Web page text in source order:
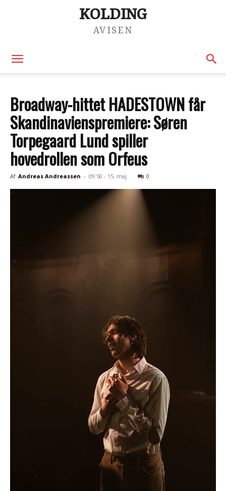
KOLDING
AVISEN
Broadway-hittet HADESTOWN får
Skandinavienspremiere: Søren
Torpegaard Lund spiller
hovedrollen som Orfeus
Af Andreas Andreassen - 09:50 - 15. maj 0